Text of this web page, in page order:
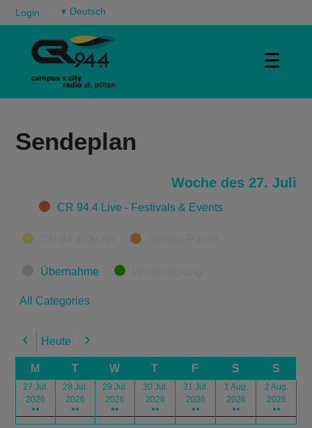
Login ▾
☰
Sendeplan
Woche des 27. Juli
CategoriesCR 94.4 Live - Festivals & Events
Übernahme
All Categories
Previous
Heute Next
M T W T F S S
27 Jul.
2026
●●
28 Jul.
2026
●●
29 Jul.
2026
●●
30 Jul.
2026
●●
31 Jul.
2026
●●
1 Aug.
2026
●●
2 Aug.
2026
●●